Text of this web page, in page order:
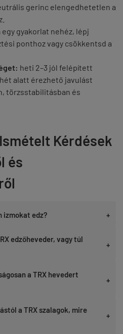
gerinc elengedhetetlen a
egy gyakorlat nehéz, lépj
ponthoz vagy csökkentsd a
heti 2–3 jól felépített
alatt érezhető javulást
törzsstabilitásban és
Kérdések
és
izmokat edz? +
edzőheveder, vagy túl
+
a TRX hevedert
+
a TRX szalagok, mire
+